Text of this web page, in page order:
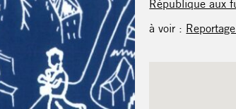
République aux
à voir :